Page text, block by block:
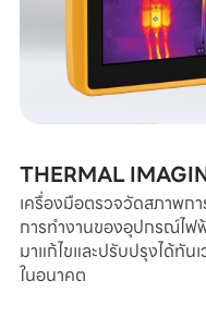
THERMAL
เครื่องมือตรวจวัดสภาพก
การทำงานของอุปกรณ์ไฟ
มาแก้ไขและปรับปรุงได้ทัน
ในอนาคต